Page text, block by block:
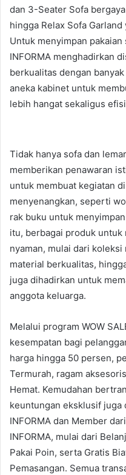
dan 3-Seater Sofa
hingga Relax Sofa
Untuk menyimpan
INFORMA menghadirkan
berkualitas dengan
aneka kabinet untuk
lebih hangat sekaligus
Tidak hanya sofa dan
memberikan penawaran
untuk membuat kegiatan
menyenangkan, seperti
rak buku untuk
itu, berbagai produk untuk
nyaman, mulai dari
material berkualitas,
juga dihadirkan untuk
anggota keluarga.
Melalui program WOW
kesempatan bagi
harga hingga 50 persen,
Termurah, ragam
Hemat. Kemudahan
keuntungan eksklusif juga
INFORMA dan Member
INFORMA, mulai dari
Pakai Poin, serta Gratis
Pemasangan. Semua